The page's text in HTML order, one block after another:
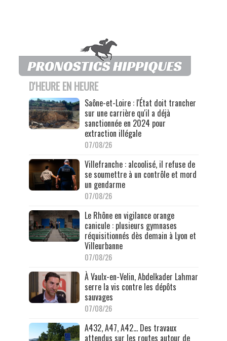
D'HEURE EN HEURE
Saône-et-Loire : l'État doit trancher
sur une carrière qu'il a déjà
sanctionnée en 2024 pour
extraction illégale
07/08/26
Villefranche : alcoolisé, il refuse de
se soumettre à un contrôle et mord
un gendarme
07/08/26
Le Rhône en vigilance orange
canicule : plusieurs gymnases
réquisitionnés dès demain à Lyon et
Villeurbanne
07/08/26
À Vaulx-en-Velin, Abdelkader Lahmar
serre la vis contre les dépôts
sauvages
07/08/26
A432, A47, A42… Des travaux
attendus sur les routes autour de